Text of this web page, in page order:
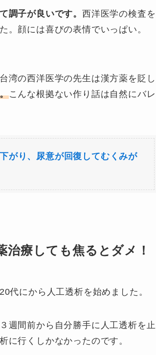
調子が良いです。 西洋医学の検査を
。顔には喜びの表情でいっぱい。
湾の西洋医学の先生は漢方薬を貶し
こんな根拠ない作り話は自然にバレ
がり、尿意が回復してむくみが
治療しても焦るとダメ！
代にから人工透析を始めました。
週間前から自分勝手に人工透析を止
に行くしかなかったのです。